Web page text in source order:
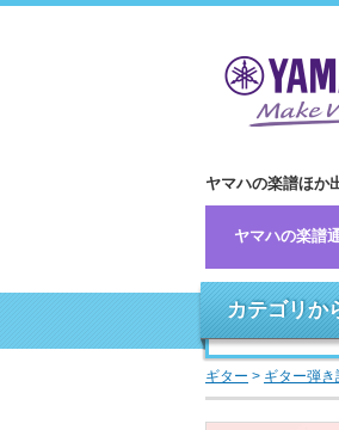
ヤマハの楽譜ほか
ヤマハの楽譜
カテゴリか
ギター > ギター弾